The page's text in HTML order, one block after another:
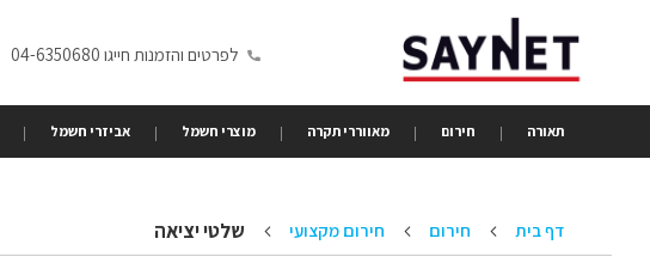
to
Content
לפרטים והזמנות חייגו 04-6350680
תאורה חירום מאווררי תקרה מוצרי חשמל אביזרי חשמל
דף בית חירום חירום מקצועי שלטי יציאה